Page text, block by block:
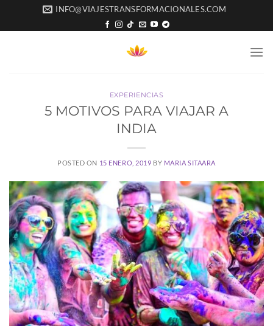
INFO@VIAJESTRANSFORMACIONALES.COM
EXPERIENCIAS
5 MOTIVOS PARA VIAJAR A
INDIA
POSTED ON 15 ENERO, 2019 BY MARIA SITAARA